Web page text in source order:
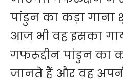
पांडुन का कड़ा गाना
आज भी वह इसका
गफरूद्दीन पांडुन का
जानते हैं और वह